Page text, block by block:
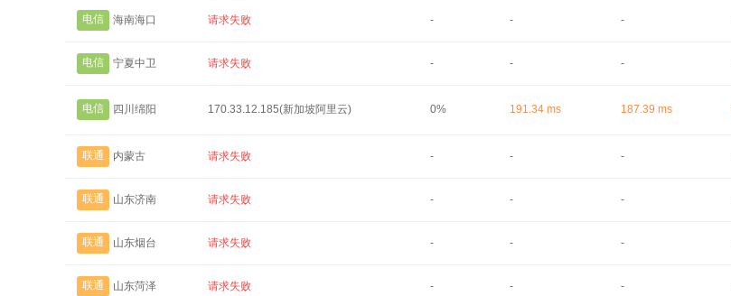
电信 海南海口 请求失败 - - -
电信 宁夏中卫 请求失败 - - -
电信 四川绵阳 170.33.12.185(新加坡阿里云) 0% 191.34 ms 187.39 ms
联通 内蒙古 请求失败 - - -
联通 山东济南 请求失败 - - -
联通 山东烟台 请求失败 - - -
联通 山东菏泽 请求失败 - - -